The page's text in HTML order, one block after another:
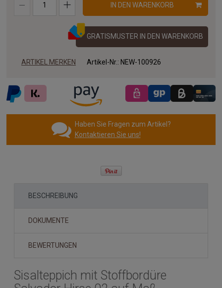
IN DEN WARENKORB
GRATISMUSTER IN DEN WARENKORB
ARTIKEL MERKEN Artikel-Nr.: NEW-100926
Haben Sie Fragen zum Artikel?
Kontaktieren Sie uns!
BESCHREIBUNG
DOKUMENTE
BEWERTUNGEN
Sisalteppich mit Stoffbordüre